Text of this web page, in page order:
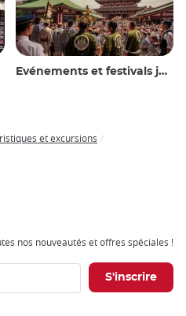
Evénements et festivals japonais
et excursions
nos nouveautés et offres spéciales !